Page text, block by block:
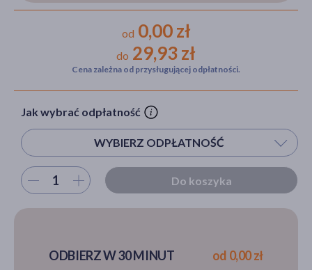
Hit
od 0,00 zł
do 29,93 zł
Cena zależna od przysługującej odpłatności.
Jak wybrać odpłatność
WYBIERZ ODPŁATNOŚĆ
Wybierz ilość Do koszyka
ODBIERZ W 30 MINUT od 0,00 zł